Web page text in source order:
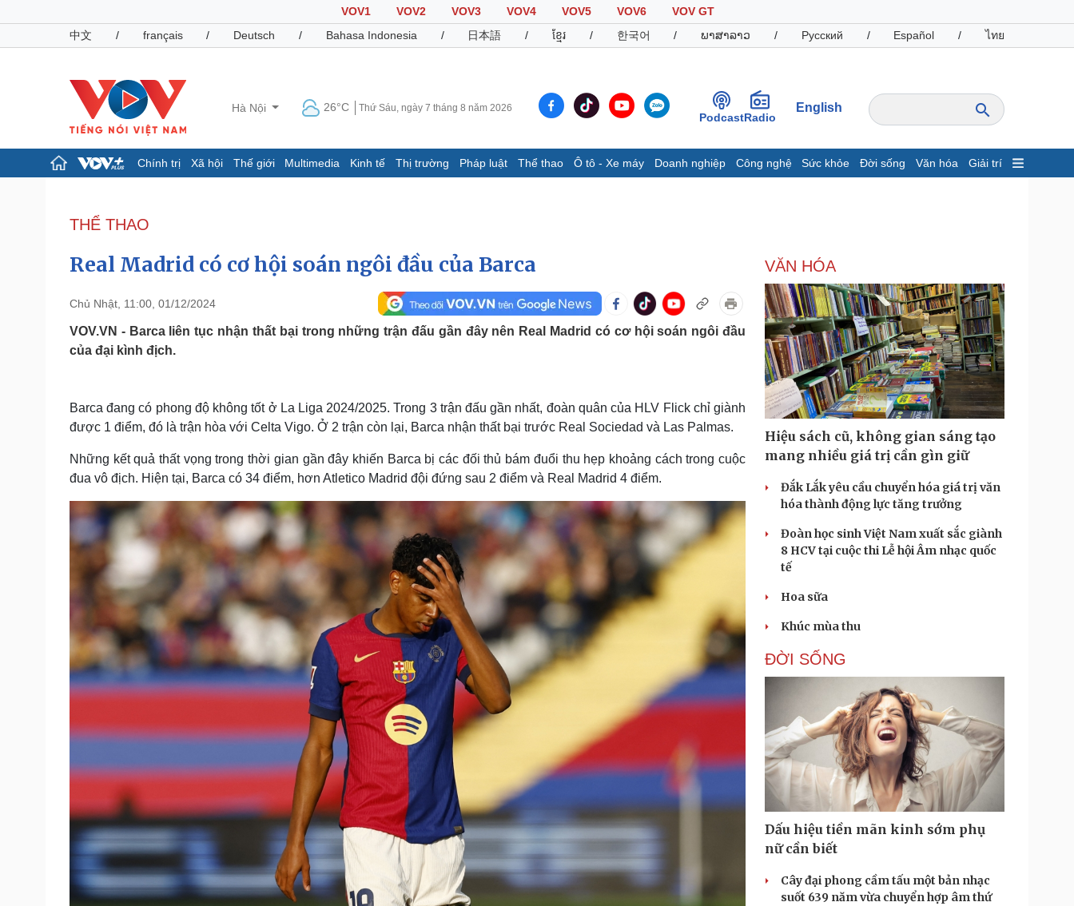
VOV1 VOV2 VOV3 VOV4 VOV5 VOV6
VOV GT
中文
/ français / Deutsch / Bahasa Indonesia / 日本語 / ខ្មែរ / 한국어 / ພາສາລາວ / Русский / Español / ไทย
Hà Nội 26°C Thứ Sáu, ngày 7 tháng 8 năm 2026
PodcastRadio
English
Chính trị Xã hội Thế giới Multimedia Kinh tế Thị trường Pháp luật Thể thao Ô tô - Xe máy Doanh nghiệp Công nghệ Sức khỏe Đời sống Văn hóa Giải trí
Đảng
Tổ chức nhân sự
Nhận diện sự thật
Dấu ấn VOV
Hồ sơ
Giá cà phê
Pháp luật
Vụ án
Quân sự - Quốc phòng
Thể thao
eSports
Hậu trường
Ô tô - Xe máy
Doanh nghiệp
Thông tin doanh nghiệp
Doanh nghiệp 24h
Doanh nhân
Vì cộng đồng
Công nghệ
Sành điệu
Tin Công nghệ
Trải nghiệm
Chuyển đổi số
Dinh dưỡng - món ngon
Cây thuốc
Sản phụ khoa
Nhi khoa
Làm đẹp - giảm cân
Phòng mạch online
Ăn sạch sống khỏe
Nhà đẹp
Blog
Tình yêu - Gia đình
Sân khấu - Điện ảnh
Văn học
Âm nhạc
Nghệ sĩ
Thời trang
Sao Việt
Tư vấn
check-in
Podcast
Câu chuyện thời sự
Đọc truyện đêm khuya
Cửa sổ tình yêu
Hạt giống tâm hồn
Cải chính
THỂ THAO
Real Madrid có cơ hội soán ngôi đầu của Barca
Chủ Nhật, 11:00, 01/12/2024
VOV.VN - Barca liên tục nhận thất bại trong những trận đấu gần đây nên Real Madrid có cơ hội soán ngôi đầu
của đại kình địch.
Barca đang có phong độ không tốt ở La Liga 2024/2025. Trong 3 trận đấu gần nhất, đoàn quân của HLV Flick chỉ giành
được 1 điểm, đó là trận hòa với Celta Vigo. Ở 2 trận còn lại, Barca nhận thất bại trước Real Sociedad và Las Palmas.
Những kết quả thất vọng trong thời gian gần đây khiến Barca bị các đối thủ bám đuổi thu hẹp khoảng cách trong cuộc
đua vô địch. Hiện tại, Barca có 34 điểm, hơn Atletico Madrid đội đứng sau 2 điểm và Real Madrid 4 điểm.
VĂN HÓA
Hiệu sách cũ, không gian sáng tạo
mang nhiều giá trị cần gìn giữ
Đắk Lắk yêu cầu chuyển hóa giá trị văn
hóa thành động lực tăng trưởng
Đoàn học sinh Việt Nam xuất sắc giành
8 HCV tại cuộc thi Lễ hội Âm nhạc quốc
tế
Hoa sữa
Khúc mùa thu
ĐỜI SỐNG
Dấu hiệu tiền mãn kinh sớm phụ
nữ cần biết
Cây đại phong cầm tấu một bản nhạc
suốt 639 năm vừa chuyển hợp âm thứ